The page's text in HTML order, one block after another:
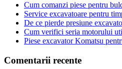
Cum comanzi piese pentru
Service excavatoare pentru
De ce pierde presiune
Cum verifici seria motorului
Piese excavator Komatsu
Comentarii recente